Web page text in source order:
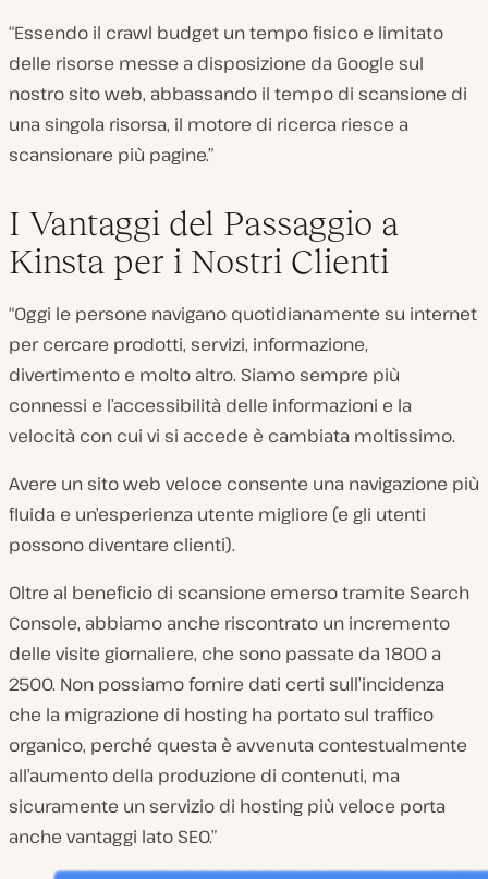
“Essendo il crawl budget un tempo fisico e limitato
delle risorse messe a disposizione da Google sul
nostro sito web, abbassando il tempo di scansione di
una singola risorsa, il motore di ricerca riesce a
scansionare più pagine.”
I Vantaggi del Passaggio a
Kinsta per i Nostri Clienti
“Oggi le persone navigano quotidianamente su internet
per cercare prodotti, servizi, informazione,
divertimento e molto altro. Siamo sempre più
connessi e l’accessibilità delle informazioni e la
velocità con cui vi si accede è cambiata moltissimo.
Avere un sito web veloce consente una navigazione più
fluida e un’esperienza utente migliore (e gli utenti
possono diventare clienti).
Oltre al beneficio di scansione emerso tramite Search
Console, abbiamo anche riscontrato un incremento
delle visite giornaliere, che sono passate da 1800 a
2500. Non possiamo fornire dati certi sull’incidenza
che la migrazione di hosting ha portato sul traffico
organico, perché questa è avvenuta contestualmente
all’aumento della produzione di contenuti, ma
sicuramente un servizio di hosting più veloce porta
anche vantaggi lato SEO.”